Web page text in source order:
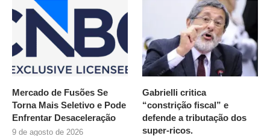
Mercado de Fusões Se
Torna Mais Seletivo e Pode
Enfrentar Desaceleração
9 de agosto de 2026
Gabrielli critica
“constrição fiscal” e
defende a tributação dos
super-ricos.